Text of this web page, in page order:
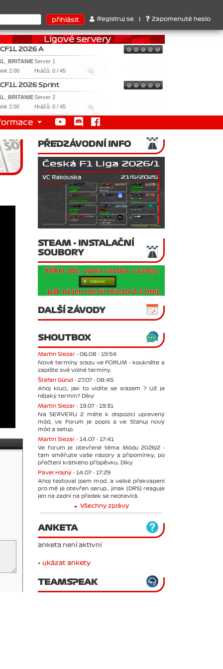
: 1. Ferrari . 2. Williams , 3. RedBull ..... SprintCup - 1.
Registruj se Zapomenuté heslo
CF1L 2026 A
Server 1
2:00
Hráčů: 0 / 45
CF1L 2026 Sprint
Server 2
2:00
Hráčů: 0 / 45
PŘEDZÁVODNÍ INFO
STEAM - INSTALAČNÍ
SOUBORY
DALŠÍ ZÁVODY
SHOUTBOX
Martin Slezar - 06.08 - 19:54
Nové termíny srazu ve FORUM - koukněte a
zapište své volné termíny.
Štefan Günzl - 27.07 - 08:45
Ahoj kluci, jak to vidíte se srazem ? Už je
nějaký termín? Díky
Martin Slezar - 19.07 - 19:31
Na SERVERU 2 máte k dispozici upravený
mód, ve Forum je popis a ve Stahuj nový
mód a setup.
Martin Slezar - 14.07 - 17:41
Ve forum je otevřené téma Módu 2026/2 -
tam směřujte vaše názory a připomínky, po
přečtení krátkého příspěvku. Díky
Pavel Hajný - 14.07 - 17:29
Ahoj testoval jsem mod. a velké překvapení
pro mě je otevřen serup.. jinak (DRS) reaguje
jen na zadní na předek se neotevírá.
Všechny zprávy
ANKETA
anketa není aktivní
• ukázat ankety
TEAMSPEAK